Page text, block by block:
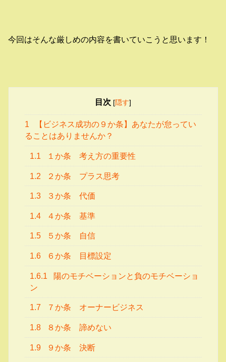
今回はそんな厳しめの内容を書いていこうと思います！
目次 [隠す]
1
【ビジネス成功の９か条】あなたが怠ってい
ることはありませんか？
1.1 １か条 考え方の重要性
1.2 ２か条 プラス思考
1.3 ３か条 代価
1.4 ４か条 基準
1.5 ５か条 自信
1.6 ６か条 目標設定
1.6.1
陽のモチベーションと負のモチベーショ
ン
1.7 ７か条 オーナービジネス
1.8 ８か条 諦めない
1.9 ９か条 決断